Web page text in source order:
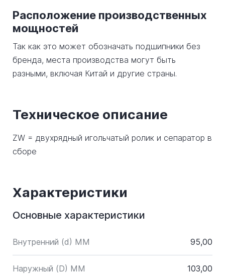
Расположение производственных
мощностей
Так как это может обозначать подшипники без
бренда, места производства могут быть
разными, включая Китай и другие страны.
Техническое описание
ZW = двухрядный игольчатый ролик и сепаратор в
сборе
Характеристики
Основные характеристики
Внутренний (d) ММ 95,00
Наружный (D) ММ 103,00